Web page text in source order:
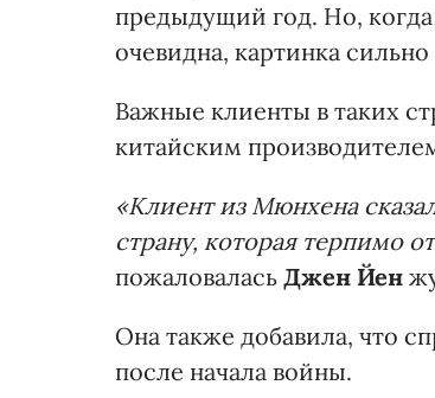
предыдущий год. Но, когда
очевидна, картинка
Важные клиенты в таких
китайским
«Клиент из Мюнхена
страну, которая терпимо
пожаловалась Джен Йен
Она также добавила, что
после начала войны.